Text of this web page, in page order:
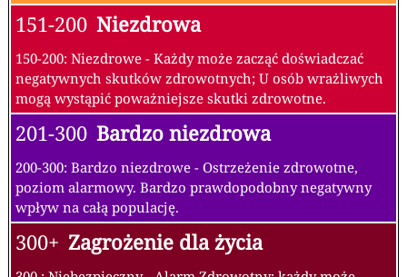
151-200 Niezdrowa
150-200: Niezdrowe - Każdy może zacząć doświadczać
negatywnych skutków zdrowotnych; U osób wrażliwych
mogą wystąpić poważniejsze skutki zdrowotne.
201-300 Bardzo niezdrowa
200-300: Bardzo niezdrowe - Ostrzeżenie zdrowotne,
poziom alarmowy. Bardzo prawdopodobny negatywny
wpływ na całą populację.
300+ Zagrożenie dla życia